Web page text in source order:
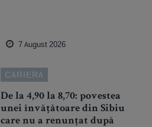
7 August 2026
CARIERA
De la 4,90 la 8,70: povestea
unei învățătoare din Sibiu
care nu a renunțat după